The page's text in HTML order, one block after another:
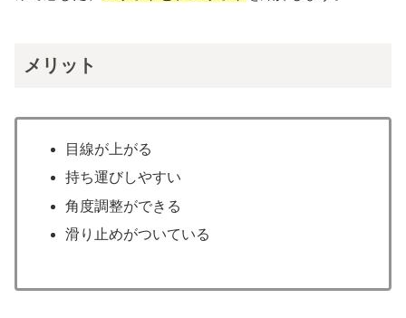
メリット
目線が上がる
持ち運びしやすい
角度調整ができる
滑り止めがついている